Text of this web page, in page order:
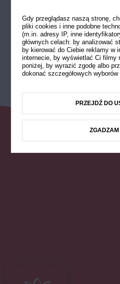
Gdy przeglądasz naszą stronę,
pliki cookies i inne podobne
(m.in. adresy IP, inne
głównych celach: by analizować
by kierować do Ciebie reklamy w
internecie, by wyświetlać Ci filmy
poniżej, by wyrazić zgodę albo
dokonać szczegółowych
PRZEJDŹ DO
ZGADZAM